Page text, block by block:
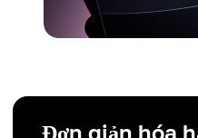
Đơn giản hóa